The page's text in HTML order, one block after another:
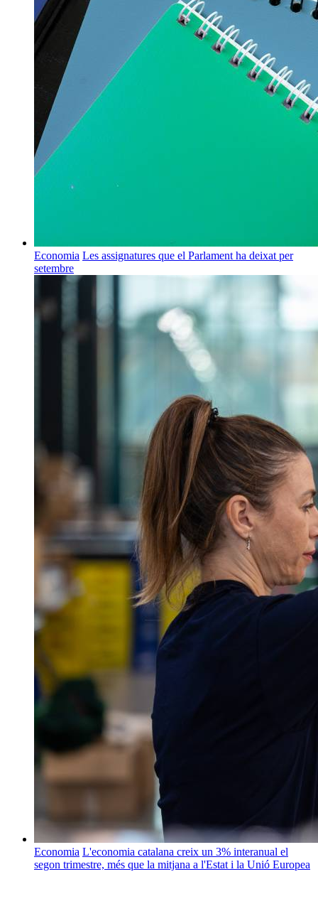
Economia Les assignatures que el Parlament ha deixat per
setembre
Economia L'economia catalana creix un 3% interanual el
segon trimestre, més que la mitjana a l'Estat i la Unió Europea